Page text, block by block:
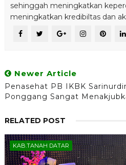
sehinggah meningkatkan
meningkatkan kredibiltas dan
Newer Article
Penasehat PB IKBK
Ponggang Sangat
RELATED POST
KAB.TANAH DATAR